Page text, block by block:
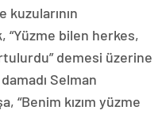
kuzularının
“Yüzme bilen herkes,
demesi üzerine
Selman
“Benim kızım yüzme